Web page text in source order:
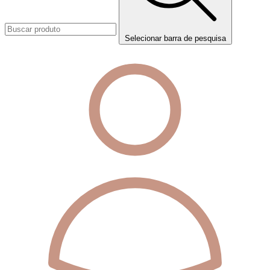
Selecionar barra de pesquisa